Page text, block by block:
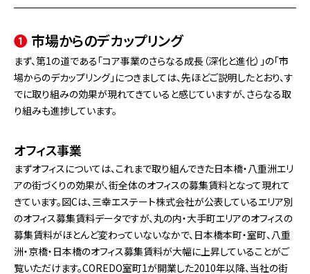
❶ 市場からのデカップリング
まず、第1の道である「コア事業のさらなる成長（深化と進化）」の「市
場からのデカップリング」につきましては、先ほどご説明したとおり、す
でに取り組みの効果が現れてきていると感じていますが、さらなる取
り組みも進捗しています。
オフィス事業
まずオフィスについては、これまで取り組んできた日本橋・八重洲エリ
アの街づくりの効果が、街全体のオフィスの募集賃料となって現れて
きています。図Cは、三幸エステート株式会社が公表しているエリア別
のオフィス募集賃料データですが、丸の内・大手町エリアのオフィスの
募集賃料がほとんど変わっていないなかで、日本橋本町・室町、八重
洲・京橋・日本橋のオフィス募集賃料が大幅に上昇していることがご
覧いただけます。COREDO室町1が開業した2010年以降、当社の街